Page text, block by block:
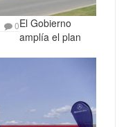
0El Gobierno
amplía el plan